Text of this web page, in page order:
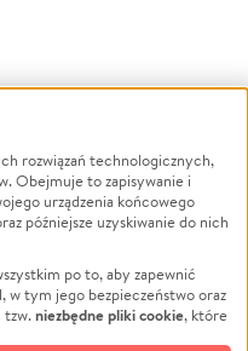
Powódź
Wichura
NGO
Edukacja
Podróż
rozwiązań technologicznych,
Obejmuje to zapisywanie i
urządzenia końcowego
późniejsze uzyskiwanie do nich
po to, aby zapewnić
w tym jego bezpieczeństwo oraz
tzw.niezbędne pliki cookie, które